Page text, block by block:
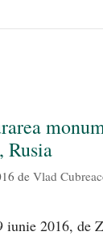
Rusia
de Vlad
iunie 2016, de